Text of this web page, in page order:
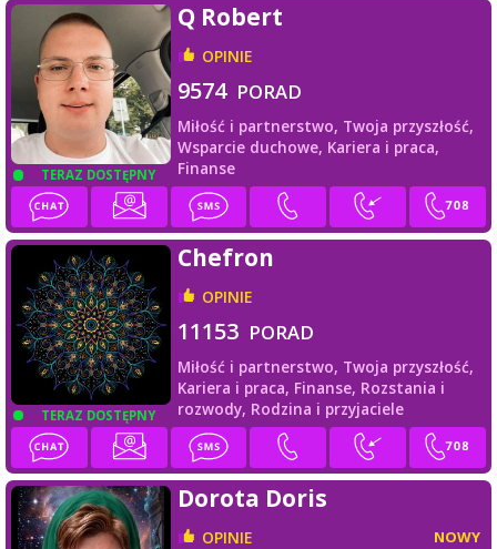
TERAZ DOSTĘPNY
Q Robert
OPINIE
9574 PORAD
Miłość i partnerstwo, Twoja przyszłość,
Wsparcie duchowe, Kariera i praca,
Finanse
TERAZ DOSTĘPNY
Chefron
OPINIE
11153 PORAD
Miłość i partnerstwo, Twoja przyszłość,
Kariera i praca, Finanse, Rozstania i
rozwody, Rodzina i przyjaciele
Dorota Doris
OPINIE NOWY